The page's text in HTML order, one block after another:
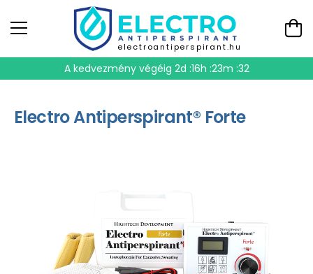
electroantiperspirant.hu
A kedvezmény végéig2d :16h :23m :31
Electro Antiperspirant® Forte